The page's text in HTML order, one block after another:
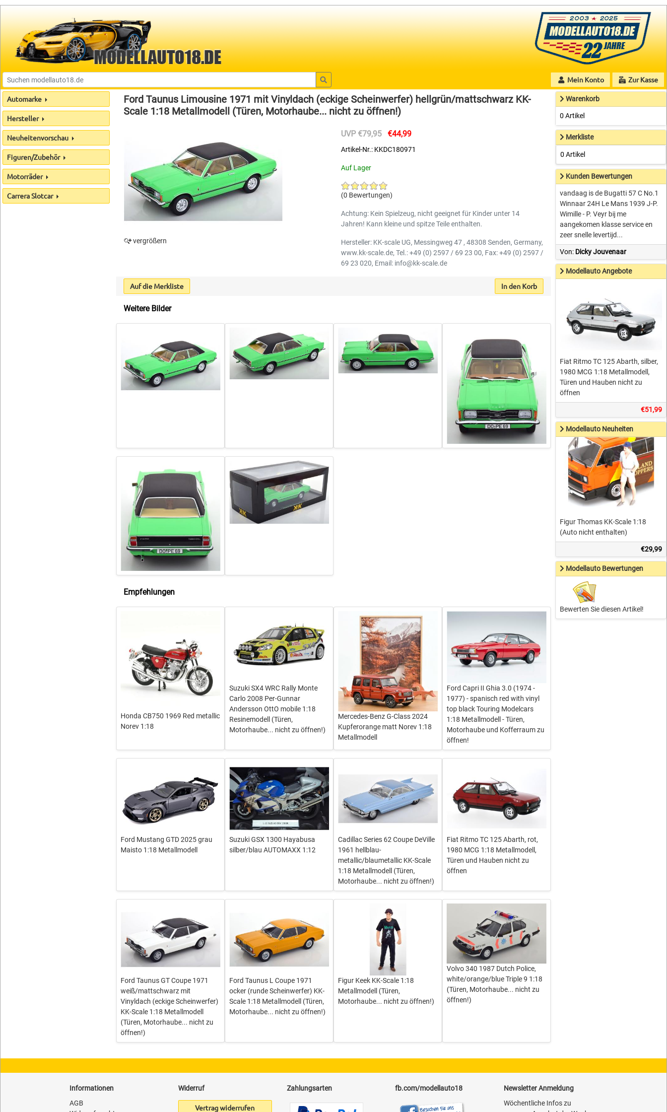
Mein Konto Zur Kasse
Automarke
Hersteller
Neuheitenvorschau
Figuren/Zubehör
Motorräder
Carrera Slotcar
Ford Taunus Limousine 1971 mit Vinyldach (eckige Scheinwerfer) hellgrün/mattschwarz KK-
Scale 1:18 Metallmodell (Türen, Motorhaube... nicht zu öffnen!)
vergrößern
UVP €79,95 €44,99
Artikel-Nr.: KKDC180971
Auf Lager
(0 Bewertungen)
Achtung: Kein Spielzeug, nicht geeignet für Kinder unter 14
Jahren! Kann kleine und spitze Teile enthalten.
Hersteller: KK-scale UG, Messingweg 47 , 48308 Senden, Germany,
www.kk-scale.de, Tel.: +49 (0) 2597 / 69 23 00, Fax: +49 (0) 2597 /
69 23 020, Email: info@kk-scale.de
Auf die Merkliste In den Korb
Weitere Bilder
Empfehlungen
Honda CB750 1969 Red metallic
Norev 1:18
Suzuki SX4 WRC Rally Monte
Carlo 2008 Per-Gunnar
Andersson OttO mobile 1:18
Resinemodell (Türen,
Motorhaube... nicht zu öffnen!)
Mercedes-Benz G-Class 2024
Kupferorange matt Norev 1:18
Metallmodell
Ford Capri II Ghia 3.0 (1974 -
1977) - spanisch red with vinyl
top black Touring Modelcars
1:18 Metallmodell - Türen,
Motorhaube und Kofferraum zu
öffnen!
Ford Mustang GTD 2025 grau
Maisto 1:18 Metallmodell
Suzuki GSX 1300 Hayabusa
silber/blau AUTOMAXX 1:12
Cadillac Series 62 Coupe DeVille
1961 hellblau-
metallic/blaumetallic KK-Scale
1:18 Metallmodell (Türen,
Motorhaube... nicht zu öffnen!)
Fiat Ritmo TC 125 Abarth, rot,
1980 MCG 1:18 Metallmodell,
Türen und Hauben nicht zu
öffnen
Ford Taunus GT Coupe 1971
weiß/mattschwarz mit
Vinyldach (eckige Scheinwerfer)
KK-Scale 1:18 Metallmodell
(Türen, Motorhaube... nicht zu
öffnen!)
Ford Taunus L Coupe 1971
ocker (runde Scheinwerfer) KK-
Scale 1:18 Metallmodell (Türen,
Motorhaube... nicht zu öffnen!)
Figur Keek KK-Scale 1:18
Metallmodell (Türen,
Motorhaube... nicht zu öffnen!)
Volvo 340 1987 Dutch Police,
white/orange/blue Triple 9 1:18
(Türen, Motorhaube... nicht zu
öffnen!)
Warenkorb
0 Artikel
Merkliste
0 Artikel
Kunden Bewertungen
vandaag is de Bugatti 57 C No.1
Winnaar 24H Le Mans 1939 J-P.
Wimille - P. Veyr bij me
aangekomen klasse service en
zeer snelle levertijd...
Von: Dicky Jouvenaar
Modellauto Angebote
Fiat Ritmo TC 125 Abarth, silber,
1980 MCG 1:18 Metallmodell,
Türen und Hauben nicht zu
öffnen
€51,99
Modellauto Neuheiten
Figur Thomas KK-Scale 1:18
(Auto nicht enthalten)
€29,99
Modellauto Bewertungen
Bewerten Sie diesen Artikel!
Informationen
AGB
Widerruf
Vertrag widerrufen
Zahlungsarten fb.com/modellauto18
Newsletter Anmeldung
Wöchentliche Infos zu